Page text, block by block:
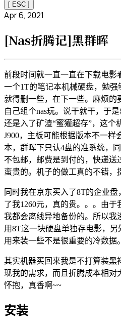
[ ESC ]
Apr 6, 2021
[Nas折腾记]黑群晖
前段时间就一直一直在下载电影
一个1T的笔记本机械硬盘，勉强
就得删一些，在下一些。麻烦的
自己组个nas玩。说干就干，于
还是入了矿渣“蜜獾超存”，这个
J900，主板可能根据版本不一样
本，群晖下只认4盘的准系统，
不包邮，邮费是到付的，快递送
蛮贵的。机子的做工真的不错，
同时我在京东买入了8T的企业
了我1260元，真的贵。。。由
我都会离线异地备份的。所以我
用8T这一块硬盘单独存电影，
用来装一些不是很重要的冷数据。
其实机器买回来我是不打算装黑
现我的需求，而且折腾成本相对
怀抱，真香啊~~
安装